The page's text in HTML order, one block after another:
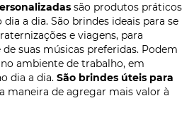
são produtos práticos
a dia. São brindes ideais para se
e viagens, para
suas músicas preferidas. Podem
ambiente de trabalho, em
dia a dia. São brindes úteis para
maneira de agregar mais valor à